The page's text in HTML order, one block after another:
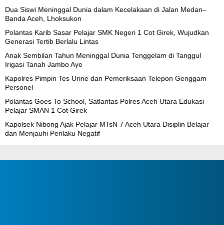
Dua Siswi Meninggal Dunia dalam Kecelakaan di Jalan Medan–
Banda Aceh, Lhoksukon
Polantas Karib Sasar Pelajar SMK Negeri 1 Cot Girek, Wujudkan
Generasi Tertib Berlalu Lintas
Anak Sembilan Tahun Meninggal Dunia Tenggelam di Tanggul
Irigasi Tanah Jambo Aye
Kapolres Pimpin Tes Urine dan Pemeriksaan Telepon Genggam
Personel
Polantas Goes To School, Satlantas Polres Aceh Utara Edukasi
Pelajar SMAN 1 Cot Girek
Kapolsek Nibong Ajak Pelajar MTsN 7 Aceh Utara Disiplin Belajar
dan Menjauhi Perilaku Negatif